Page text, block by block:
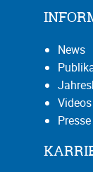
News
Videos
Presse